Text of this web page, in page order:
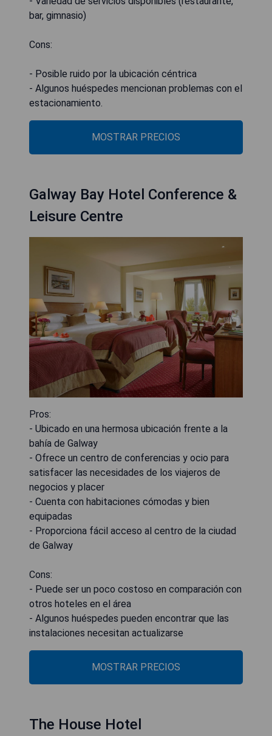
bar, gimnasio)
Cons:
- Posible ruido por la ubicación céntrica
- Algunos huéspedes mencionan problemas con el
estacionamiento.
MOSTRAR PRECIOS
Galway Bay Hotel Conference &
Leisure Centre
Pros:
- Ubicado en una hermosa ubicación frente a la
bahía de Galway
- Ofrece un centro de conferencias y ocio para
satisfacer las necesidades de los viajeros de
negocios y placer
- Cuenta con habitaciones cómodas y bien
equipadas
- Proporciona fácil acceso al centro de la ciudad
de Galway
Cons:
- Puede ser un poco costoso en comparación con
otros hoteles en el área
- Algunos huéspedes pueden encontrar que las
instalaciones necesitan actualizarse
MOSTRAR PRECIOS
The House Hotel